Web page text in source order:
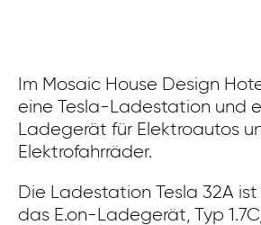
Im Mosaic House Design
eine Tesla-Ladestation und
Ladegerät für Elektroautos
Elektrofahrräder.
Die Ladestation Tesla 32A
das E.on-Ladegerät, Typ